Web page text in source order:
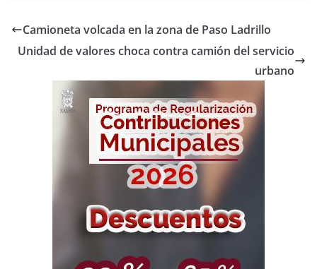
Camioneta volcada en la zona de Paso Ladrillo
Unidad de valores choca contra camión del servicio
urbano